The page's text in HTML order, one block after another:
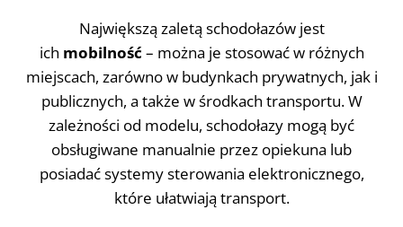
Największą zaletą schodołazów jest
ich mobilność – można je stosować w różnych
miejscach, zarówno w budynkach prywatnych, jak i
publicznych, a także w środkach transportu. W
zależności od modelu, schodołazy mogą być
obsługiwane manualnie przez opiekuna lub
posiadać systemy sterowania elektronicznego,
które ułatwiają transport.